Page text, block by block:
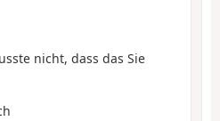
nicht, dass das Sie